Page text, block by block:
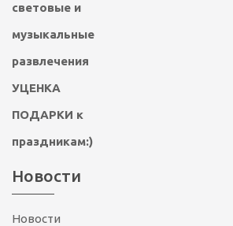
скейтборды,
световые и
музыкальные
развлечения
УЦЕНКА
ПОДАРКИ к
праздникам:)
Новости
Новости